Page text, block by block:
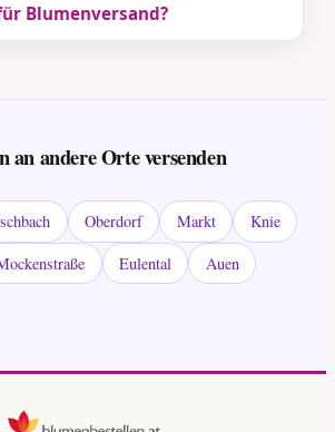
Blumenversand?
an andere Orte versenden
Oberdorf Markt
Knie
Eulental
Auen